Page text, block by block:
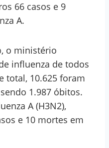
66 casos e 9
A.
o ministério
influenza de todos
total, 10.625 foram
1.987 óbitos.
A (H3N2),
e 10 mortes em